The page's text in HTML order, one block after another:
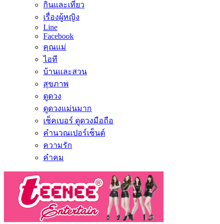
กินและเที่ยว
เรื่องผู้หญิง
Line
Facebook
คุณแม่
ไอที
บ้านและสวน
สุขภาพ
ดูดวง
ดูดวงแม่นมาก
เช็คเบอร์ ดูดวงมือถือ
คำนวณเปอร์เซ็นต์
ความรัก
คำคม